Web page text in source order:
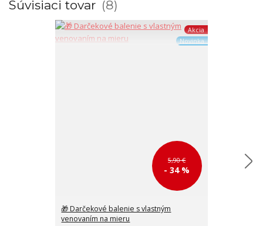
Súvisiaci tovar 8
Akcia
Novinka
5,90 €
- 34 %
🎁 Darčekové balenie s vlastným
venovaním na mieru